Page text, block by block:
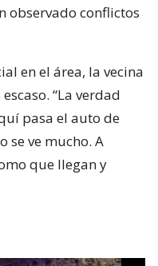
observado conflictos
en el área, la vecina
“La verdad
pasa el auto de
se ve mucho. A
que llegan y